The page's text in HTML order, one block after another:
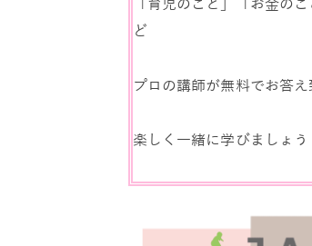
「育児のこと」「お金の
ど
プロの講師が無料でお答
楽しく一緒に学びましょう